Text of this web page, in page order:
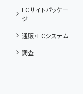
ECサイトパッケー
ジ
通販・ECシステム
調査